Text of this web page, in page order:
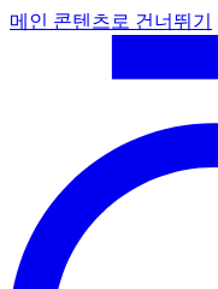
메인 콘텐츠로 건너뛰기